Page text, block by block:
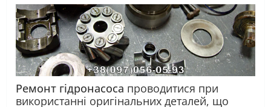
Ремонт гідронасоса проводитися при
використанні оригінальних деталей, що